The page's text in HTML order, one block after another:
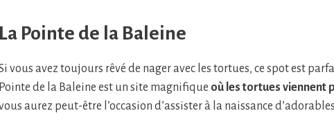
La Pointe de la Baleine
vous avez toujours rêvé de nager avec les tortues, ce spot est
Pointe de la Baleine est un site magnifique où les tortues viennent
aurez peut-être l’occasion d’assister à la naissance